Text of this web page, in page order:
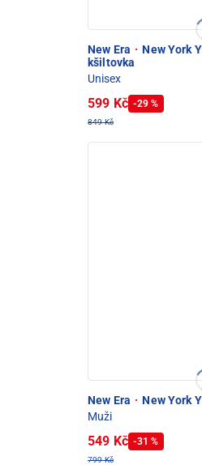
New Era · New York
kšiltovka
Unisex
599 Kč -29 %
849 Kč
New Era · New York
Muži
549 Kč -31 %
799 Kč